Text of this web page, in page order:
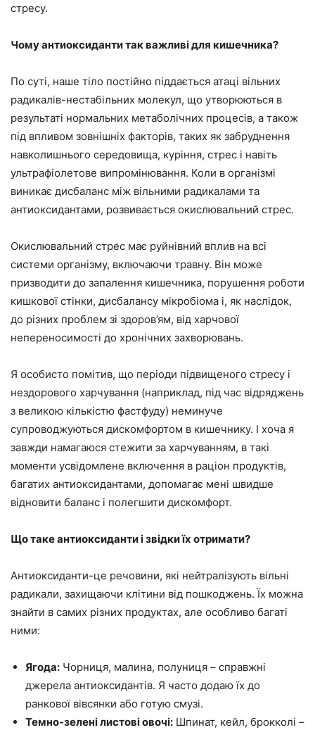
стресу.
Чому антиоксиданти так важливі для кишечника?
По суті, наше тіло постійно піддається атаці вільних
радикалів-нестабільних молекул, що утворюються в
результаті нормальних метаболічних процесів, а також
під впливом зовнішніх факторів, таких як забруднення
навколишнього середовища, куріння, стрес і навіть
ультрафіолетове випромінювання. Коли в організмі
виникає дисбаланс між вільними радикалами та
антиоксидантами, розвивається окислювальний стрес.
Окислювальний стрес має руйнівний вплив на всі
системи організму, включаючи травну. Він може
призводити до запалення кишечника, порушення роботи
кишкової стінки, дисбалансу мікробіома і, як наслідок,
до різних проблем зі здоров’ям, від харчової
непереносимості до хронічних захворювань.
Я особисто помітив, що періоди підвищеного стресу і
нездорового харчування (наприклад, під час відряджень
з великою кількістю фастфуду) неминуче
супроводжуються дискомфортом в кишечнику. І хоча я
завжди намагаюся стежити за харчуванням, в такі
моменти усвідомлене включення в раціон продуктів,
багатих антиоксидантами, допомагає мені швидше
відновити баланс і полегшити дискомфорт.
Що таке антиоксиданти і звідки їх отримати?
Антиоксиданти-це речовини, які нейтралізують вільні
радикали, захищаючи клітини від пошкоджень. Їх можна
знайти в самих різних продуктах, але особливо багаті
ними:
Ягода: Чорниця, малина, полуниця – справжні
джерела антиоксидантів. Я часто додаю їх до
ранкової вівсянки або готую смузі.
Темно-зелені листові овочі: Шпинат, кейл, брокколі –